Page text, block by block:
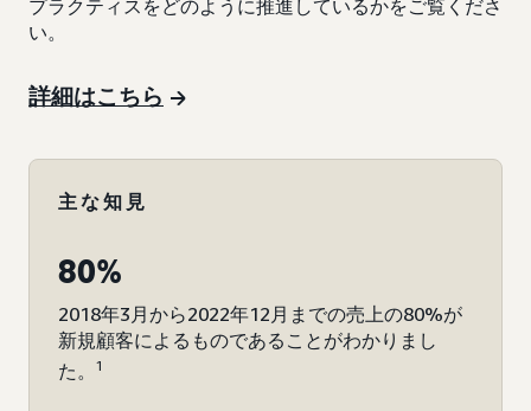
プラクティスをどのように推進しているかをご覧くださ
い。
詳細はこちら
主な知見
80%
2018年3月から2022年12月までの売上の80%が
新規顧客によるものであることがわかりまし
た。
1